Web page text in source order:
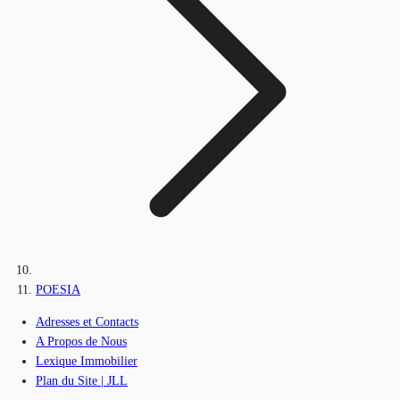
POESIA
Adresses et Contacts
A Propos de Nous
Lexique Immobilier
Plan du Site | JLL